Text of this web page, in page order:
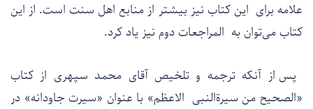
علامه برای این کتاب نیز بیشتر از منابع اهل سنت است. از این
کتاب می‌توان به المراجعات دوم نیز یاد کرد.
پس از آنکه ترجمه و تلخیص آقای محمد سپهری از کتاب
«الصحیح من سیرةالنبی الاعظم» با عنوان «سیرت جاودانه» در